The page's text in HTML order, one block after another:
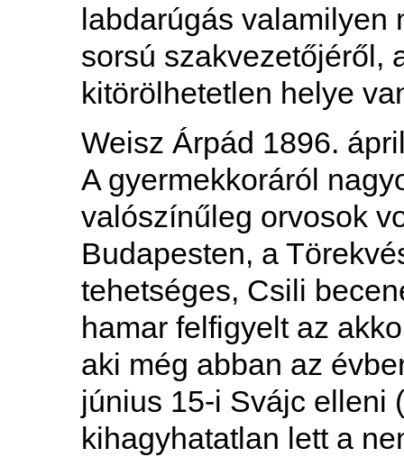
labdarúgás valamilyen
sorsú szakvezetőjéről,
kitörölhetetlen helye
Weisz Árpád 1896.
A gyermekkoráról
valószínűleg orvosok
Budapesten, a
tehetséges, Csili
hamar felfigyelt az
aki még abban az
június 15-i Svájc elleni
kihagyhatatlan lett a